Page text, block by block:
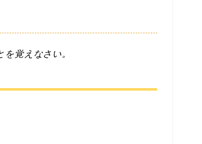
覚えなさい。